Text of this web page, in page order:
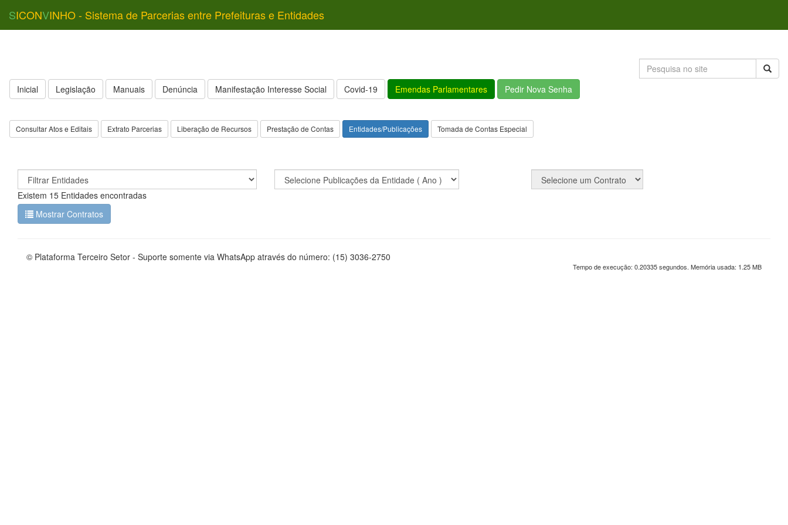
SICONVINHO - Sistema de Parcerias entre Prefeituras e Entidades
Inicial Legislação Manuais Denúncia Manifestação Interesse Social Covid-19 Emendas Parlamentares Pedir Nova Senha
Consultar Atos e Editais Extrato Parcerias Liberação de Recursos Prestação de Contas Entidades/Publicações Tomada de Contas Especial
Existem 15 Entidades encontradas
Mostrar Contratos
© Plataforma Terceiro Setor - Suporte somente via WhatsApp através do número: (15) 3036-2750
Tempo de execução: 0.20335 segundos. Memória usada: 1.25 MB